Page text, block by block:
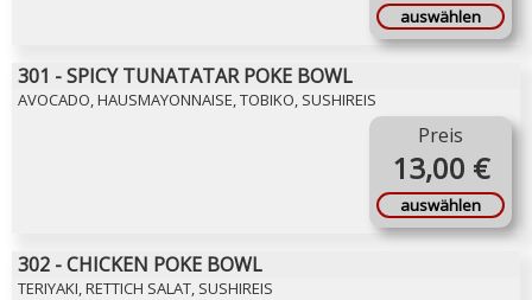
auswählen
301 - SPICY TUNATATAR POKE BOWL
AVOCADO, HAUSMAYONNAISE, TOBIKO, SUSHIREIS
Preis
13,00 €
auswählen
302 - CHICKEN POKE BOWL
TERIYAKI, RETTICH SALAT, SUSHIREIS